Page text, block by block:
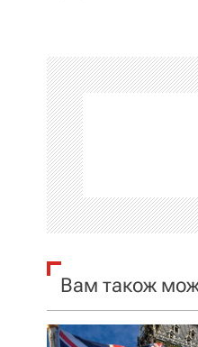
і
г
а
ц
і
я
а
Вам також